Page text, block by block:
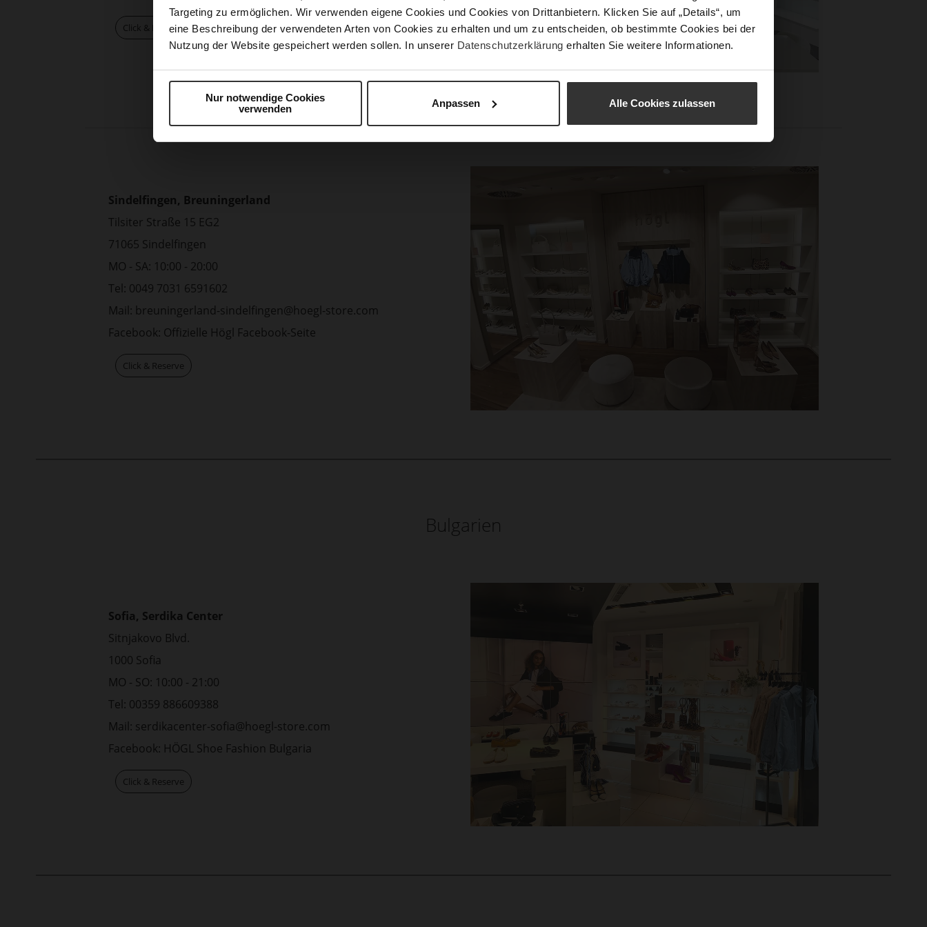
Targeting zu ermöglichen. Wir verwenden eigene Cookies und Cookies von Drittanbietern. Klicken Sie auf „Details“, um
eine Beschreibung der verwendeten Arten von Cookies zu erhalten und um zu entscheiden, ob bestimmte Cookies bei der
Nutzung der Website gespeichert werden sollen. In unserer Datenschutzerklärung erhalten Sie weitere Informationen.
Nur notwendige Cookies
verwenden
Anpassen Alle Cookies zulassen
Click & Reserve
Sindelfingen, Breuningerland
Tilsiter Straße 15 EG2
71065 Sindelfingen
MO - SA: 10:00 - 20:00
Tel: 0049 7031 6591602
Mail: breuningerland-sindelfingen@hoegl-store.com
Facebook: Offizielle Högl Facebook-Seite
Click & Reserve
Bulgarien
Sofia, Serdika Center
Sitnjakovo Blvd.
1000 Sofia
MO - SO: 10:00 - 21:00
Tel: 00359 886609388
Mail: serdikacenter-sofia@hoegl-store.com
Facebook: HÖGL Shoe Fashion Bulgaria
Click & Reserve